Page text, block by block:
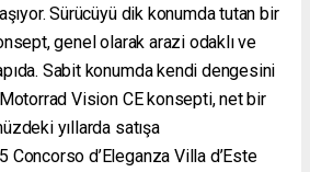
Sürücüyü dik konumda tutan bir
genel olarak arazi odaklı ve
Sabit konumda kendi dengesini
Vision CE konsepti, net bir
yıllarda satışa
Concorso d’Eleganza Villa d’Este